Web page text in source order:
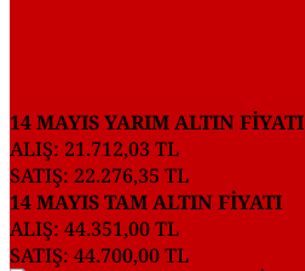
14 MAYIS YARIM ALTIN FİYATI
ALIŞ: 21.712,03 TL
SATIŞ: 22.276,35 TL
14 MAYIS TAM ALTIN FİYATI
ALIŞ: 44.351,00 TL
SATIŞ: 44.700,00 TL